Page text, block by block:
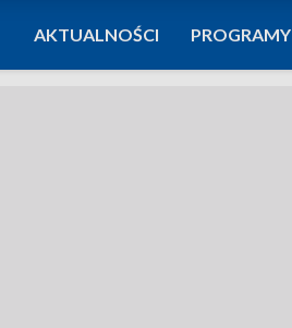
AKTUALNOŚCI PROGRAMY